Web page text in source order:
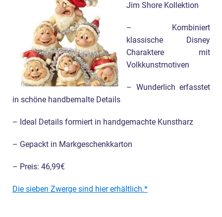
Jim Shore Kollektion
– Kombiniert
klassische Disney
Charaktere mit
Volkkunstmotiven
– Wunderlich erfasstet
in schöne handbemalte Details
– Ideal Details formiert in handgemachte Kunstharz
– Gepackt in Markgeschenkkarton
– Preis: 46,99€
Die sieben Zwerge sind hier erhältlich.